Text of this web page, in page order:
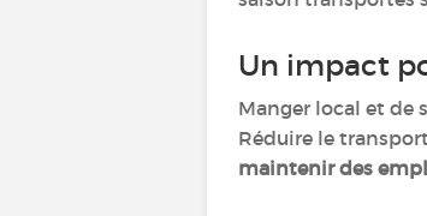
Un impact
Manger local et de
Réduire le
maintenir des